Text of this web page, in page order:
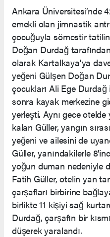
Ankara Üniversitesi’nde
emekli olan jimnastik
çocuğuyla sömestir
Doğan Durdağ
olarak Kartalkaya'ya
yeğeni Gülşen Doğan
çocukları Ali Ege
sonra kayak merkezine
yerleşti. Aynı gece otelde
kalan Güller, yangın
yeğeni ve ailesini de
Güller, yanındakilerle
yoğun duman nedeniyle
Fatih Güller, otelin yan
çarşafları birbirine
birlikte 11 kişiyi sağ
Durdağ, çarşafın bir
düşerek yaralandı.